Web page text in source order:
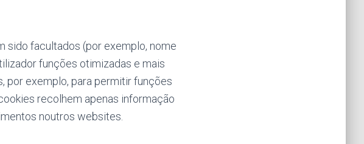
sido facultados (por exemplo, nome
funções otimizadas e mais
por exemplo, para permitir funções
recolhem apenas informação
noutros websites.